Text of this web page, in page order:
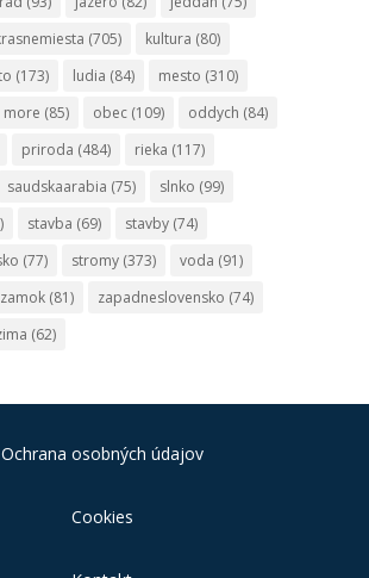
(705) kultura (80)
(173) ludia (84) mesto (310)
more (85) obec(109) oddych (84)
priroda (484) rieka (117)
saudskaarabia (75) slnko (99)
stavba (69) stavby(74)
(77) stromy(373) voda (91)
zamok(81) zapadneslovensko (74)
(62)
Ochrana osobných údajov
Cookies